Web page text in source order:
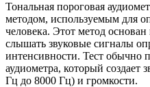
Тональная пороговая
методом, используемым для
человека. Этот метод
слышать звуковые сигналы
интенсивности. Тест обычно
аудиометра, который создает
Гц до 8000 Гц) и громкости.